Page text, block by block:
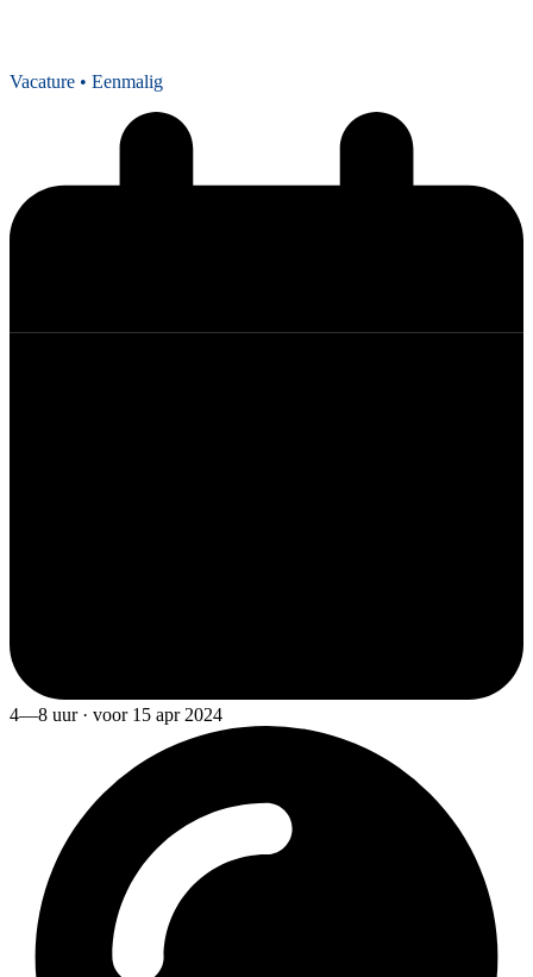
Vacature • Eenmalig
4—8 uur · voor 15 apr 2024